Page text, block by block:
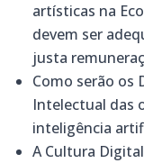
artísticas na
devem ser
justa
Como serão os
Intelectual das
inteligência
A Cultura